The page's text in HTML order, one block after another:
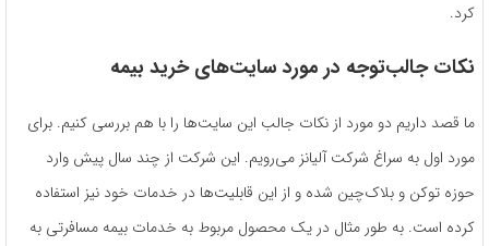
کرد.
نکات جالب‌توجه در مورد سایت‌های خرید بیمه
ما قصد داریم دو مورد از نکات جالب این سایت‌ها را با هم بررسی کنیم. برای
مورد اول به سراغ شرکت آلیانز می‌رویم. این شرکت از چند سال پیش وارد
حوزه توکن و بلاک‌چین شده و از این قابلیت‌ها در خدمات خود نیز استفاده
کرده است. به طور مثال در یک محصول مربوط به خدمات بیمه مسافرتی به